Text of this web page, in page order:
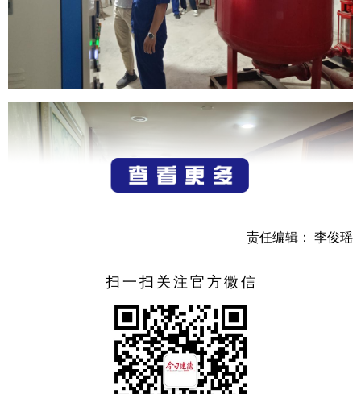
5月份以来，建德市寿昌镇党委副书记翟二龙带队，联合
责任编辑： 李俊瑶
扫一扫关注官方微信